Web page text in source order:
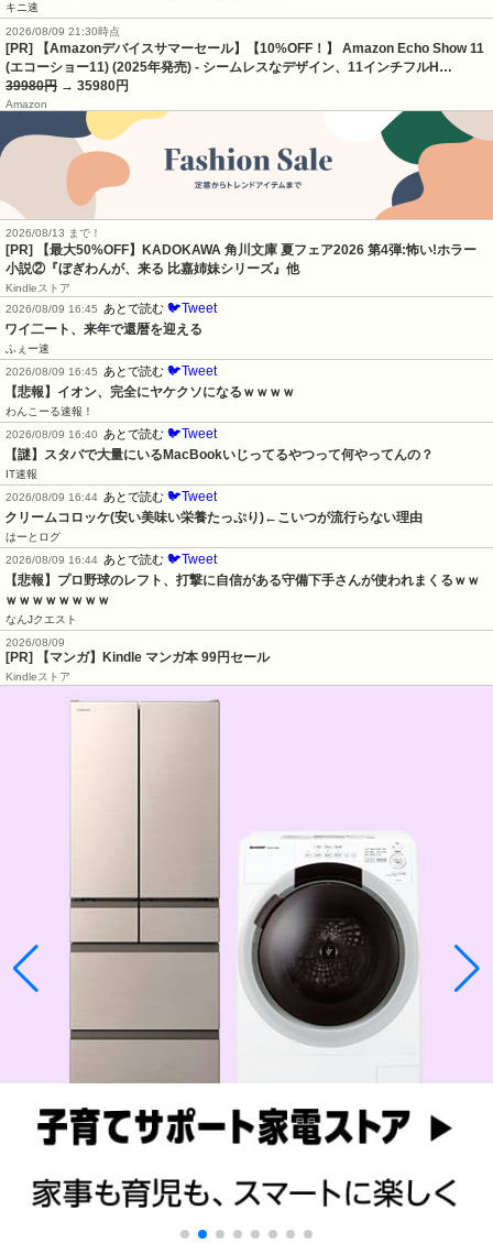
キニ速
2026/08/09 21:30時点
[PR] 【Amazonデバイスサマーセール】【10%OFF！】 Amazon Echo Show 11
(エコーショー11) (2025年発売) - シームレスなデザイン、11インチフルH…
39980円 → 35980円
Amazon
2026/08/13 まで！
[PR] 【最大50%OFF】KADOKAWA 角川文庫 夏フェア2026 第4弾:怖い!ホラー
小説②『ぼぎわんが、来る 比嘉姉妹シリーズ』他
Kindleストア
2026/08/09 16:45
あとで読む 🐦Tweet
ワイ二ート、来年で還暦を迎える
ふぇー速
2026/08/09 16:45
あとで読む 🐦Tweet
【悲報】イオン、完全にヤケクソになるｗｗｗｗ
わんこーる速報！
2026/08/09 16:40
あとで読む 🐦Tweet
【謎】スタバで大量にいるMacBookいじってるやつって何やってんの？
IT速報
2026/08/09 16:44 あとで読む 🐦Tweet
クリームコロッケ(安い美味い栄養たっぷり)←こいつが流行らない理由
はーとログ
2026/08/09 16:44 あとで読む 🐦Tweet
【悲報】プロ野球のレフト、打撃に自信がある守備下手さんが使われまくるｗｗ
ｗｗｗｗｗｗｗｗ
なんJクエスト
2026/08/09
[PR] 【マンガ】Kindle マンガ本 99円セール
Kindleストア